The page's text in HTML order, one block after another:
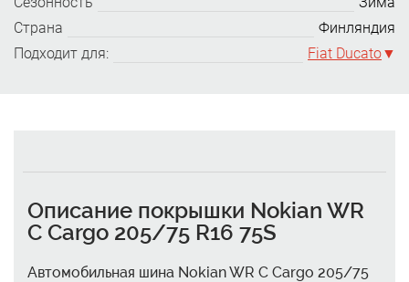
Страна
Финляндия
Подходит для:
Fiat Ducato
Описание покрышки Nokian WR
C Cargo 205/75 R16 75S
Автомобильная шина Nokian WR C Cargo 205/75